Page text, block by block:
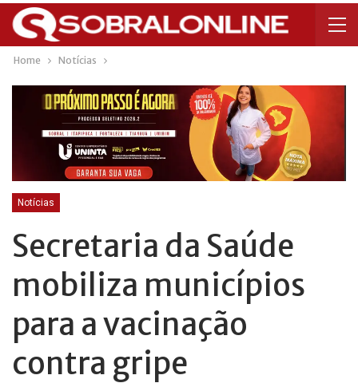
Home Notícias
Notícias
Secretaria da Saúde
mobiliza municípios
para a vacinação
contra gripe